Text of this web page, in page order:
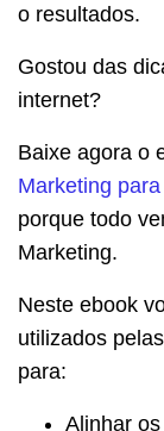
o resultados.
Gostou das
internet?
Baixe agora o
Marketing
porque todo
Marketing.
Neste ebook
utilizados
para:
Alinhar